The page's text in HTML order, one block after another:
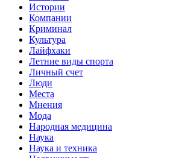
Истории
Компании
Криминал
Культура
Лайфхаки
Летние виды спорта
Личный счет
Люди
Места
Мнения
Мода
Народная медицина
Наука
Наука и техника